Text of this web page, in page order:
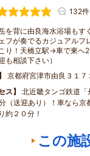
132件
を背に由良海水浴場もす
フが奏でるカジュアルフ
り！天橋立駅→車で東へ
も相談下さい）
京都府宮津市由良３１７
ス
北近畿タンゴ鉄道
（送迎あり）！車なら京
約２０分！
この施